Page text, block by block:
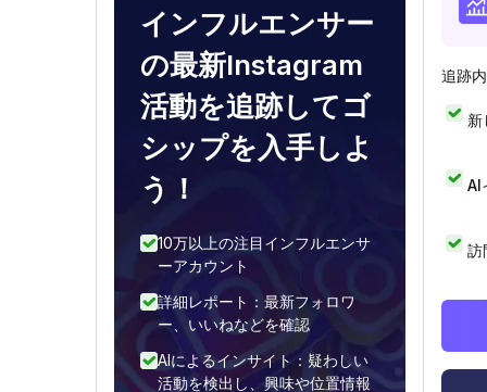
インフルエンサー
の最新Instagram
活動を追跡してゴ
シップを入手しよ
う！
10万以上の注目インフルエンサ
ーアカウント
詳細レポート：最新フォロワ
ー、いいねなどを確認
AIによるインサイト：疑わしい
活動を検出し、興味や位置情報
追跡
新
AI
訪